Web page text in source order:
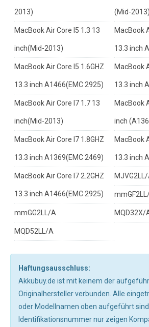
2013) (Mid-2013)
MacBook Air Core I5 1.3 13
inch(Mid-2013)
MacBook
13.3 inch
MacBook Air Core I5 1.6GHZ
13.3 inch A1466(EMC 2925)
MacBook
13.3 inch
MacBook Air Core I7 1.7 13
inch(Mid-2013)
MacBook
inch
MacBook Air Core I7 1.8GHZ
13.3 inch A1369(EMC 2469)
MacBook
13.3 inch
MacBook Air Core I7 2.2GHZ
13.3 inch A1466(EMC 2925)
mmGG2LL/A MQD32X/
MQD52LL/A
Haftungsausschluss:
Akkubuy.de ist mit keinem der
Originalhersteller verbunden. Alle
oder Modellnamen oben aufgeführt
Identifikationsnummer nur zeigen